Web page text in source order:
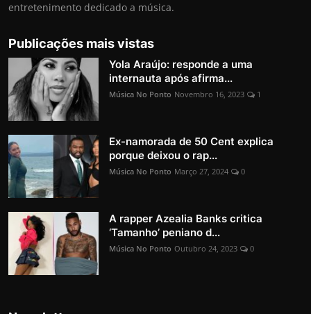
entretenimento dedicado a música.
Publicações mais vistas
Yola Araújo: responde a uma
internauta após afirma...
Música No Ponto Novembro 16, 2023 1
Ex-namorada de 50 Cent explica
porque deixou o rap...
Música No Ponto Março 27, 2024 0
A rapper Azealia Banks critica
‘Tamanho’ peniano d...
Música No Ponto Outubro 24, 2023 0